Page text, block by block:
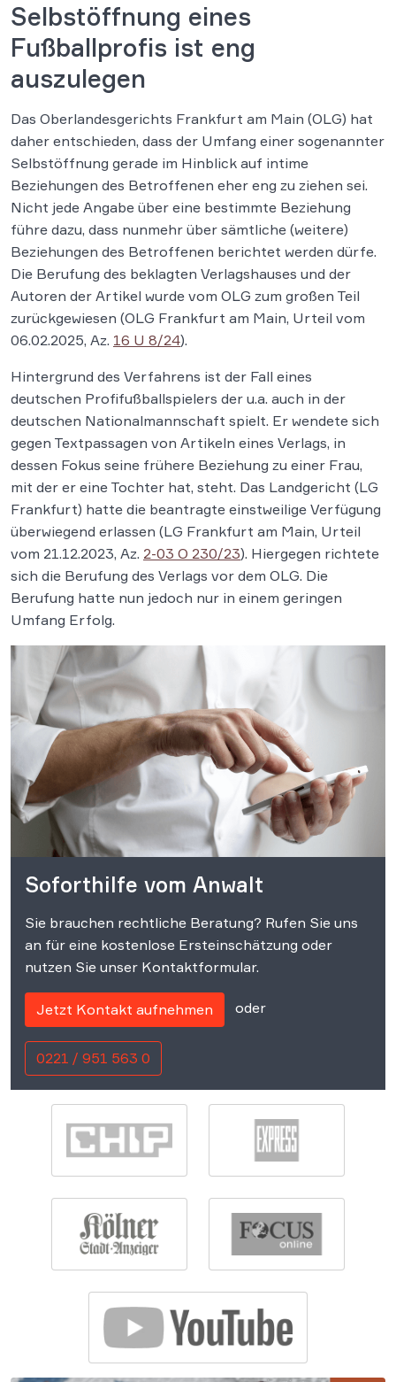
Selbstöffnung eines
Fußballprofis ist eng
auszulegen
Das Oberlandesgerichts Frankfurt am Main (OLG) hat
daher entschieden, dass der Umfang einer sogenannter
Selbstöffnung gerade im Hinblick auf intime
Beziehungen des Betroffenen eher eng zu ziehen sei.
Nicht jede Angabe über eine bestimmte Beziehung
führe dazu, dass nunmehr über sämtliche (weitere)
Beziehungen des Betroffenen berichtet werden dürfe.
Die Berufung des beklagten Verlagshauses und der
Autoren der Artikel wurde vom OLG zum großen Teil
zurückgewiesen (OLG Frankfurt am Main, Urteil vom
06.02.2025, Az. 16 U 8/24).
Hintergrund des Verfahrens ist der Fall eines
deutschen Profifußballspielers der u.a. auch in der
deutschen Nationalmannschaft spielt. Er wendete sich
gegen Textpassagen von Artikeln eines Verlags, in
dessen Fokus seine frühere Beziehung zu einer Frau,
mit der er eine Tochter hat, steht. Das Landgericht (LG
Frankfurt) hatte die beantragte einstweilige Verfügung
überwiegend erlassen (LG Frankfurt am Main, Urteil
vom 21.12.2023, Az. 2-03 O 230/23). Hiergegen richtete
sich die Berufung des Verlags vor dem OLG. Die
Berufung hatte nun jedoch nur in einem geringen
Umfang Erfolg.
Soforthilfe vom Anwalt
Sie brauchen rechtliche Beratung? Rufen Sie uns
an für eine kostenlose Ersteinschätzung oder
nutzen Sie unser Kontaktformular.
Jetzt Kontakt aufnehmen oder
0221 / 951 563 0